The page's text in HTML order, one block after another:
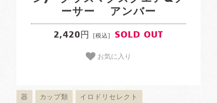
ーサー アンバー
2,420円 [税込] SOLD OUT
お気に入り
器 カップ類 イロドリセレクト